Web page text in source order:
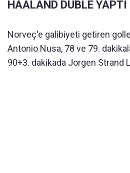
HAALAND DUBLE YAPTI
Norveç'e galibiyeti getiren
Antonio Nusa, 78 ve 79.
90+3. dakikada Jorgen Strand